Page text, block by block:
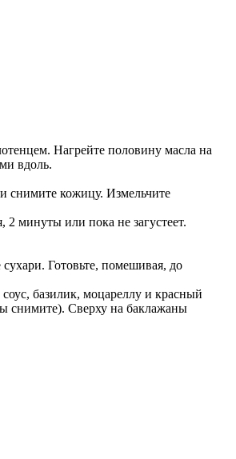
Нагрейте половину масла на
вдоль.
снимите кожицу. Измельчите
минуты или пока не загустеет.
Готовьте, помешивая, до
базилик, моцареллу и красный
снимите). Сверху на баклажаны